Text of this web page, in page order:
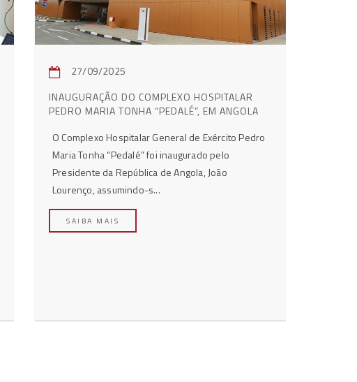
27/09/2025
INAUGURAÇÃO DO COMPLEXO HOSPITALAR
PEDRO MARIA TONHA “PEDALÉ”, EM ANGOLA
O Complexo Hospitalar General de Exército Pedro
Maria Tonha “Pedalé” foi inaugurado pelo
Presidente da República de Angola, João
Lourenço, assumindo-s...
SAIBA MAIS